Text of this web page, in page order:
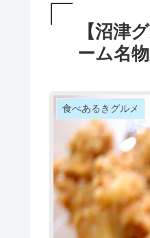
【沼津
ーム名
食べあるきグルメ